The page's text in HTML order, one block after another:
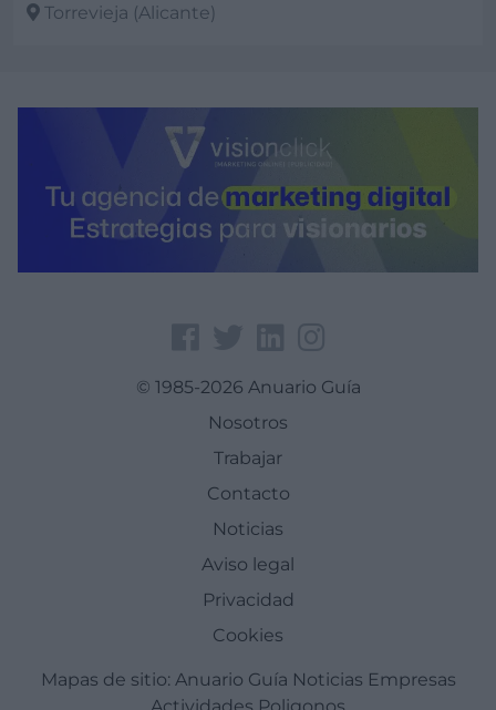
Torrevieja (Alicante)
© 1985-2026 Anuario Guía
Nosotros
Trabajar
Contacto
Noticias
Aviso legal
Privacidad
Cookies
Mapas de sitio: Anuario Guía Noticias Empresas